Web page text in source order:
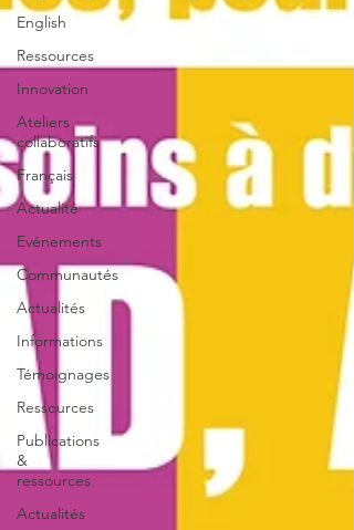
English
Ressources
Innovation
Ateliers
collaboratifs
Français
Actualité
Evénements
Communautés
Actualités
Informations
Témoignages
Ressources
Publications
&
ressources
Actualités